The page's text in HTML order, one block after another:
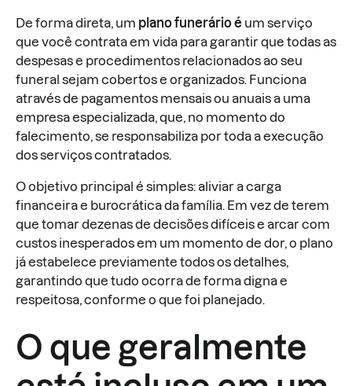
De forma direta, um plano funerário é um serviço
que você contrata em vida para garantir que todas as
despesas e procedimentos relacionados ao seu
funeral sejam cobertos e organizados. Funciona
através de pagamentos mensais ou anuais a uma
empresa especializada, que, no momento do
falecimento, se responsabiliza por toda a execução
dos serviços contratados.
O objetivo principal é simples: aliviar a carga
financeira e burocrática da família. Em vez de terem
que tomar dezenas de decisões difíceis e arcar com
custos inesperados em um momento de dor, o plano
já estabelece previamente todos os detalhes,
garantindo que tudo ocorra de forma digna e
respeitosa, conforme o que foi planejado.
O que geralmente